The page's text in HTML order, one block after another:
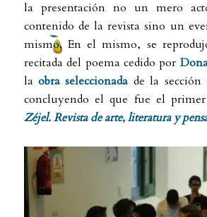
la presentación no un mero
contenido de la revista sino un
mismo. En el mismo, se
recitada del poema cedido por
la obra seleccionada de la sección
concluyendo el que fue el
Zéjel. Revista de arte, literatura y